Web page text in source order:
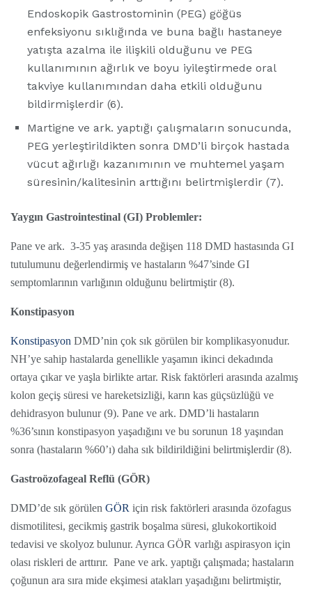
Endoskopik Gastrostominin (PEG) göğüs
enfeksiyonu sıklığında ve buna bağlı hastaneye
yatışta azalma ile ilişkili olduğunu ve PEG
kullanımının ağırlık ve boyu iyileştirmede oral
takviye kullanımından daha etkili olduğunu
bildirmişlerdir (6).
Martigne ve ark. yaptığı çalışmaların sonucunda,
PEG yerleştirildikten sonra DMD’li birçok hastada
vücut ağırlığı kazanımının ve muhtemel yaşam
süresinin/kalitesinin arttığını belirtmişlerdir (7).
Yaygın Gastrointestinal (GI) Problemler:
Pane ve ark. 3-35 yaş arasında değişen 118 DMD hastasında GI
tutulumunu değerlendirmiş ve hastaların %47’sinde GI
semptomlarının varlığının olduğunu belirtmiştir (8).
Konstipasyon
Konstipasyon DMD’nin çok sık görülen bir komplikasyonudur.
NH’ye sahip hastalarda genellikle yaşamın ikinci dekadında
ortaya çıkar ve yaşla birlikte artar. Risk faktörleri arasında azalmış
kolon geçiş süresi ve hareketsizliği, karın kas güçsüzlüğü ve
dehidrasyon bulunur (9). Pane ve ark. DMD’li hastaların
%36’sının konstipasyon yaşadığını ve bu sorunun 18 yaşından
sonra (hastaların %60’ı) daha sık bildirildiğini belirtmişlerdir (8).
Gastroözofageal Reflü (GÖR)
DMD’de sık görülen GÖR için risk faktörleri arasında özofagus
dismotilitesi, gecikmiş gastrik boşalma süresi, glukokortikoid
tedavisi ve skolyoz bulunur. Ayrıca GÖR varlığı aspirasyon için
olası riskleri de arttırır. Pane ve ark. yaptığı çalışmada; hastaların
çoğunun ara sıra mide ekşimesi atakları yaşadığını belirtmiştir,